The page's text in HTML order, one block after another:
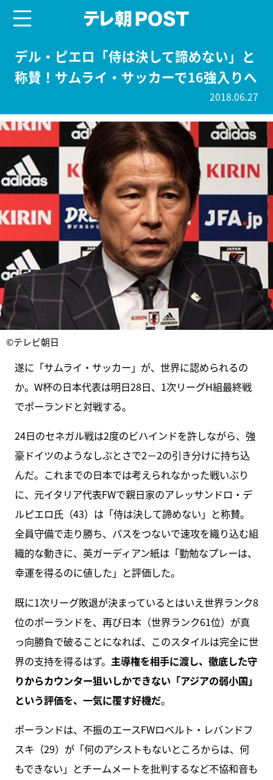
デル・ピエロ「侍は決して諦めない」と
称賛！サムライ・サッカーで16強入りへ
2018.06.27
©テレビ朝日
遂に「サムライ・サッカー」が、世界に認められるの
か。W杯の日本代表は明日28日、1次リーグH組最終戦
でポーランドと対戦する。
24日のセネガル戦は2度のビハインドを許しながら、強
豪ドイツのようなしぶとさで2－2の引き分けに持ち込
んだ。これまでの日本では考えられなかった戦いぶり
に、元イタリア代表FWで親日家のアレッサンドロ・デ
ルピエロ氏（43）は「侍は決して諦めない」と称賛。
全員守備で走り勝ち、パスをつないで速攻を織り込む組
織的な動きに、英ガーディアン紙は「勤勉なプレーは、
幸運を得るのに値した」と評価した。
既に1次リーグ敗退が決まっているとはいえ世界ランク8
位のポーランドを、再び日本（世界ランク61位）が真
っ向勝負で破ることになれば、このスタイルは完全に世
界の支持を得るはず。 主導権を相手に渡し、徹底した守
りからカウンター狙いしかできない「アジアの弱小国」
という評価を、一気に覆す好機だ。
ポーランドは、不振のエースFWロベルト・レバンドフ
スキ（29）が「何のアシストもないところからは、何
もできない」とチームメートを批判するなど不協和音も